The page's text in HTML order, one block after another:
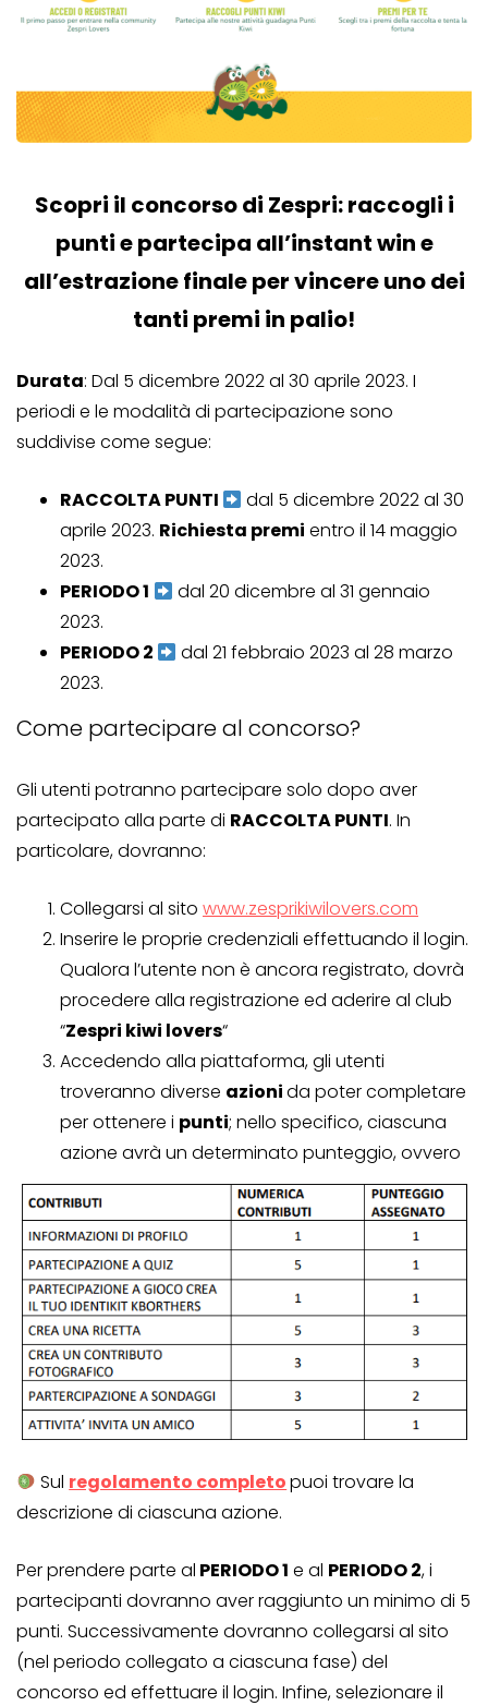
Scopri il concorso di Zespri: raccogli i
punti e partecipa all’instant win e
all’estrazione finale per vincere uno dei
tanti premi in palio!
Durata: Dal 5 dicembre 2022 al 30 aprile 2023. I
periodi e le modalità di partecipazione sono
suddivise come segue:
RACCOLTA PUNTI
dal 5 dicembre 2022 al 30
aprile 2023. Richiesta premi entro il 14 maggio
2023.
PERIODO 1
dal 20 dicembre al 31 gennaio
2023.
PERIODO 2
dal 21 febbraio 2023 al 28 marzo
2023.
Come partecipare al concorso?
Gli utenti potranno partecipare solo dopo aver
partecipato alla parte di RACCOLTA PUNTI. In
particolare, dovranno:
Collegarsi al sito www.zesprikiwilovers.com
Inserire le proprie credenziali effettuando il login.
Qualora l’utente non è ancora registrato, dovrà
procedere alla registrazione ed aderire al club
“Zespri kiwi lovers“
Accedendo alla piattaforma, gli utenti
troveranno diverse azionida poter completare
per ottenere i punti; nello specifico, ciascuna
azione avrà un determinato punteggio, ovvero
Sul regolamento completopuoi trovare la
descrizione di ciascuna azione.
Per prendere parte al PERIODO 1 e al PERIODO 2, i
partecipanti dovranno aver raggiunto un minimo di 5
punti. Successivamente dovranno collegarsi al sito
(nel periodo collegato a ciascuna fase) del
concorso ed effettuare il login. Infine, selezionare il